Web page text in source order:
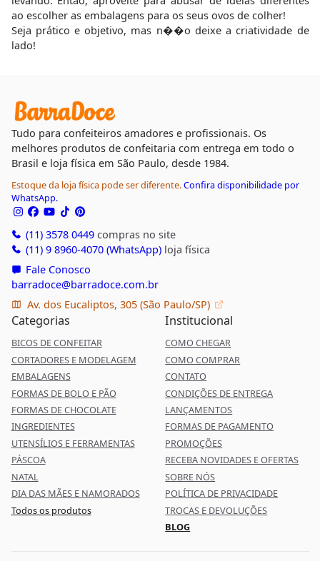
ao escolher as embalagens para os seus ovos de colher!
Seja prático e objetivo, mas n��o deixe a criatividade de
lado!
Tudo para confeiteiros amadores e profissionais. Os
melhores produtos de confeitaria com entrega em todo o
Brasil e loja física em São Paulo, desde 1984.
Estoque da loja física pode ser diferente.Confira disponibilidade por
WhatsApp.
(11) 3578 0449compras no site
(11) 9 8960-4070 (WhatsApp)loja física
Fale Conosco
barradoce@barradoce.com.br
Av. dos Eucaliptos, 305 (São Paulo/SP)
Categorias
BICOS DE CONFEITAR
CORTADORES E MODELAGEM
EMBALAGENS
FORMAS DE BOLO E PÃO
FORMAS DE CHOCOLATE
INGREDIENTES
UTENSÍLIOS E FERRAMENTAS
PÁSCOA
NATAL
DIA DAS MÃES E NAMORADOS
Todos os produtos
Institucional
COMO CHEGAR
COMO COMPRAR
CONTATO
CONDIÇÕES DE ENTREGA
LANÇAMENTOS
FORMAS DE PAGAMENTO
PROMOÇÕES
RECEBA NOVIDADES E OFERTAS
SOBRE NÓS
POLÍTICA DE PRIVACIDADE
TROCAS E DEVOLUÇÕES
BLOG